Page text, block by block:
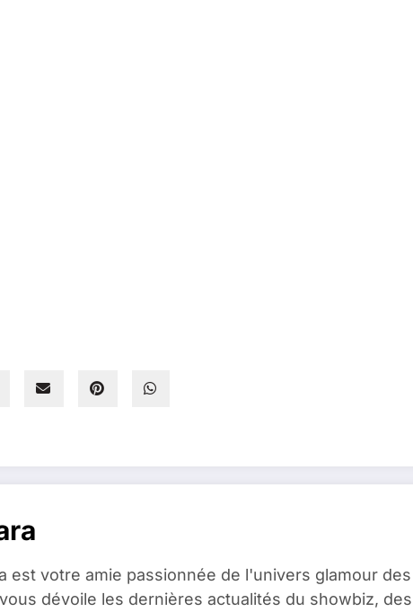
est votre amie passionnée de l'univers glamour
dévoile les dernières actualités du showbiz,